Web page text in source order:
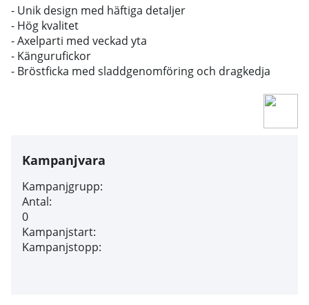
- Unik design med häftiga detaljer
- Hög kvalitet
- Axelparti med veckad yta
- Kängurufickor
- Bröstficka med sladdgenomföring och dragkedja
Kampanjvara
Kampanjgrupp:
Antal:
0
Kampanjstart:
Kampanjstopp: